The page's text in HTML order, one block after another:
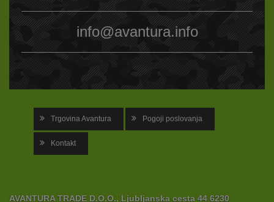
info@avantura.info
Trgovina Avantura Pogoji poslovanja
Kontakt
AVANTURA TRADE D.O.O., Ljubljanska cesta 44 6230